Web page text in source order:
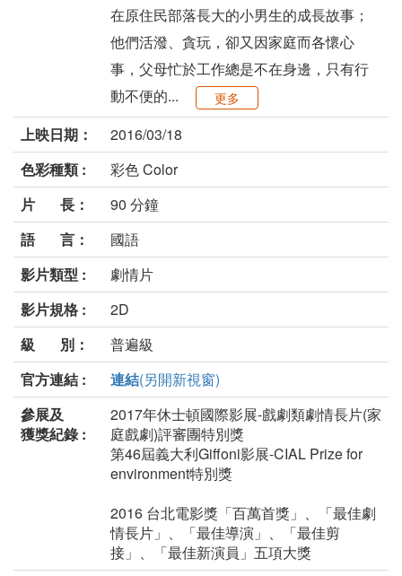
在原住民部落長大的小男生的成長故事；
他們活潑、貪玩，卻又因家庭而各懷心
事，父母忙於工作總是不在身邊，只有行
動不便的...
更多
上映日期：
2016/03/18
色彩種類 :
彩色 Color
片 長：
90 分鐘
語 言：
國語
影片類型 :
劇情片
影片規格 :
2D
級 別：
普遍級
官方連結 :
連結(另開新視窗)
參展及
獲獎紀錄 :
2017年休士頓國際影展-戲劇類劇情長片(家
庭戲劇)評審團特別獎
第46屆義大利Giffoni影展-CIAL Prize for
environment特別獎
2016 台北電影獎「百萬首獎」、「最佳劇
情長片」、「最佳導演」、「最佳剪
接」、「最佳新演員」五項大獎